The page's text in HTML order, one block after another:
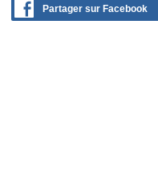
Partager sur Facebook